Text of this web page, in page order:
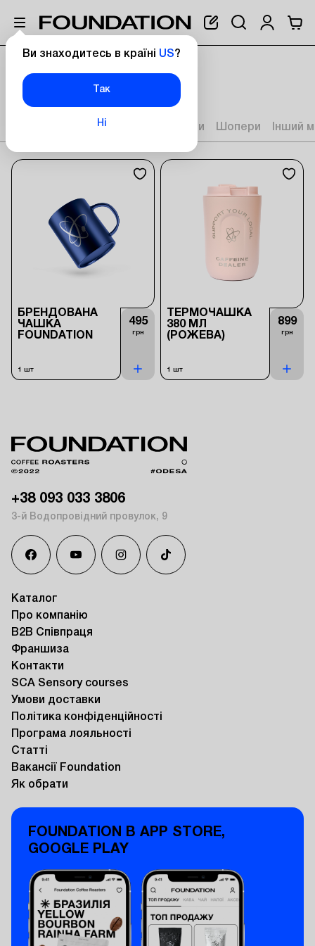
Ви знаходитесь в країні US?
Так
Ні
ЧАШКИ
Наліпки Окуляри Шопери Інший
БРЕНДОВАНА
ЧАШКА
FOUNDATION
1 шт
495
грн
ТЕРМОЧАШКА
380 МЛ
(РОЖЕВА)
1 шт
899
грн
+38 093 033 3806
3-й Водопровідний провулок, 9
Каталог
Про компанію
B2B Співпраця
Франшиза
Контакти
SCA Sensory courses
Умови доставки
Політика конфіденційності
Програма лояльності
Статті
Вакансії Foundation
Як обрати
FOUNDATION В APP STORE,
GOOGLE PLAY